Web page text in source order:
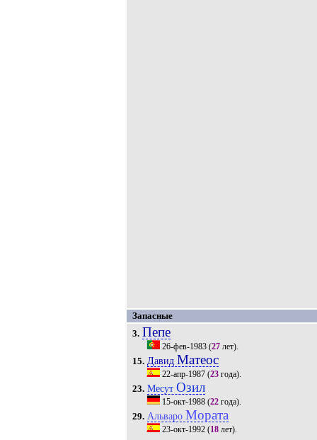
Запасные
3. Пепе
26-фев-1983(27лет).
15. Давид Матеос
22-апр-1987(23года).
23. Месут Озил
15-окт-1988(22года).
29. Альваро Мората
23-окт-1992(18лет).